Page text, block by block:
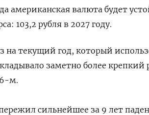
американская валюта будет
103,2 рубля в 2027 году.
на текущий год, который
заметно более крепкий
м.
сильнейшее за 9 лет